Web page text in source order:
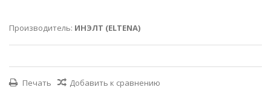
Производитель: ИНЭЛТ (ELTENA)
Печать Добавить к сравнению